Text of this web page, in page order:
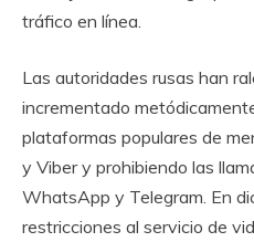
tráfico en línea.
Las autoridades rusas han
incrementado
plataformas populares de
y Viber y prohibiendo las
WhatsApp y Telegram. En
restricciones al servicio de